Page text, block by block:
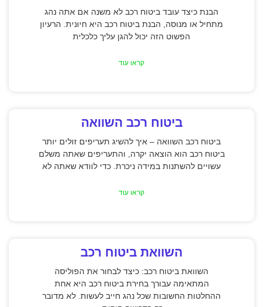
הבנת כיצד עובד ביטוח רכב לא משנה אם אתה נהג
מתחיל או מנוסה, הבנת ביטוח רכב היא חיונית. הרעיון
הפשוט הזה יכול להגן עליך כלכלית
קראו עוד
ביטוח רכב השוואה
ביטוח רכב השוואה – איך להשיג תעריפים זולים יותר
ביטוח רכב הוא הוצאה יקרה, והתעריפים שאתה משלם
עשויים להשתנות במידה ניכרת. כדי לוודא שאתה לא
קראו עוד
השוואת ביטוח רכב
השוואת ביטוח רכב: כיצד לבחור את הפוליסה
המתאימה עבורך בחירת ביטוח רכב היא אחת
ההחלטות החשובות שכל נהג חייב לעשות. לא מדובר